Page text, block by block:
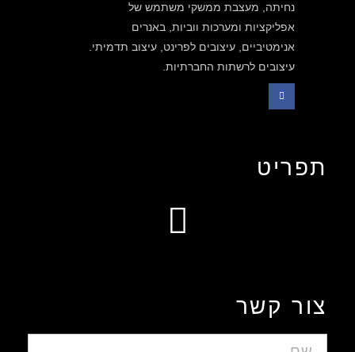
נחיתה, מעצבת ממשקי משתמש של
אפליקציות ומערכות ווביות, באנרים
אנימטיביים, עיצובים לפרינט, עיצוב תדמיתי.
עיצובים לרשתות החברתיות.
תפריט
צור קשר